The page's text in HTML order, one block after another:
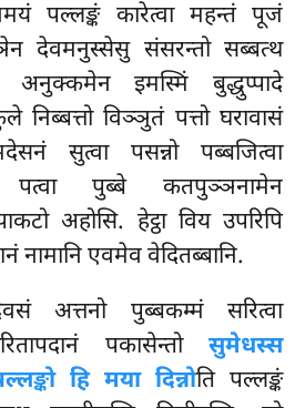
पल्लङ्कं कारेत्वा महन्तं पूजं
देवमनुस्सेसु संसरन्तो सब्बत्थ
अनुक्कमेन इमस्मिं बुद्धुप्पादे
निब्बत्तो विञ्ञुतं पत्तो घरावासं
सुत्वा पसन्नो पब्बजित्वा
पत्वा पुब्बे कतपुञ्ञनामेन
अहोसि. हेट्ठा विय उपरिपि
एवमेव वेदितब्बानि.
अत्तनो पुब्बकम्मं सरित्वा
पकासेन्तो सुमेधस्स
हि मया दिन्नोति पल्लङ्कं